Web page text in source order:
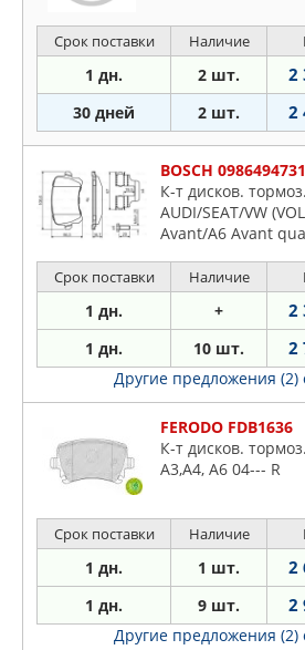
Срок поставки Наличие
1 дн. 2 шт. 2
30 дней 2 шт. 2
BOSCH 0986494731
К-т дисков.
AUDI/SEAT/VW
Avant/A6 Avant
4WD/CC/Passat/
Alltrack/Passat CC/
4Motion/Passat
4Motion/Q3/Q3
Срок поставки Наличие
1 дн. + 2
1 дн. 10 шт. 2
Другие предложения (2)
FERODO FDB1636
К-т дисков.
А3,А4, А6 04--- R
Срок поставки Наличие
1 дн. 1 шт. 2
1 дн. 9 шт. 2
Другие предложения (2)